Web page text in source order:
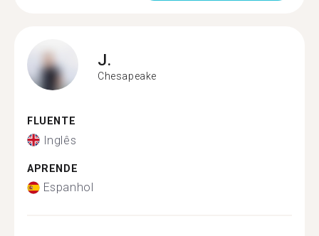
J.
Chesapeake
FLUENTE
Inglês
APRENDE
Espanhol